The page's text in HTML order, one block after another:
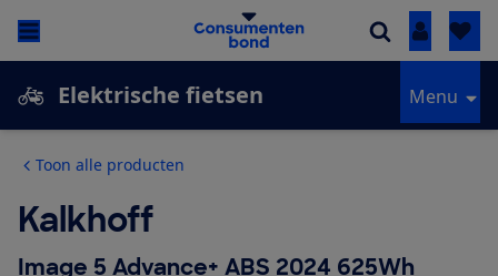
Inloggen
Elektrische fietsen Menu
Toon alle producten
Kalkhoff
Image 5 Advance+ ABS 2024 625Wh